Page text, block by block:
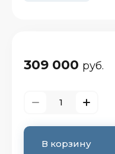
309 000 руб.
В корзину